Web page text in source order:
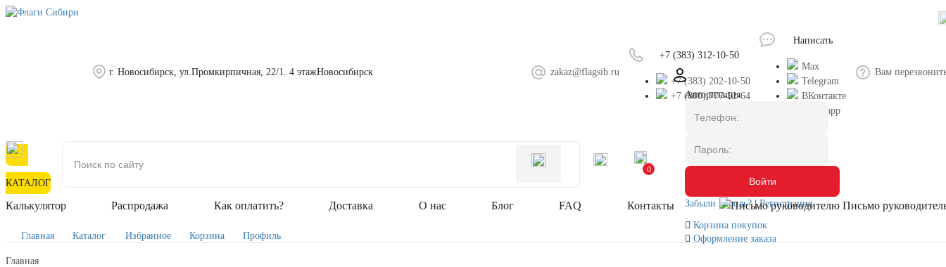
г. Новосибирск, ул.Промкирпичная, 22/1. 4 этажНовосибирск zakaz@flagsib.ru
+7 (383) 312-10-50
+7 (383) 202-10-50
+7 (800) 777-52-64
Написать
Max
Telegram
ВКонтакте
Whatsapp
Вам
КАТАЛОГ
0
Авторизация
Забыли пароль?|Регистрация
Корзина покупок
Оформление заказа
Калькулятор Распродажа Как оплатить? Доставка О нас Блог FAQ Контакты Письмо
Главная Каталог Избранное Корзина Профиль
Главная